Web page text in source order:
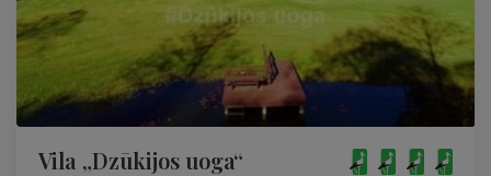
Vila „Dzūkijos uoga“